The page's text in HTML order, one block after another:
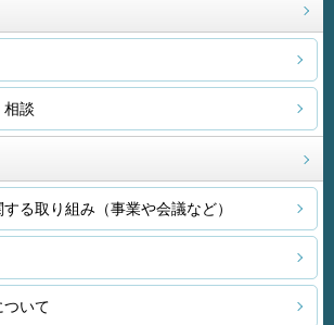
相談
る取り組み（事業や会議など）
ついて